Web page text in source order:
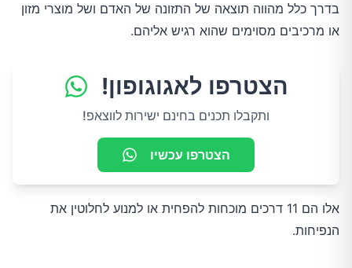
בדרך כלל מהווה תוצאה של התזונה של האדם ושל מוצרי מזון
או מרכיבים מסוימים שהוא רגיש אליהם.
הצטרפו לאגוגופון!
ותקבלו תכנים בחינם ישירות לווצאפ!
הצטרפו עכשיו
אלו הם 11 דרכים מוכחות להפחית או למנוע לחלוטין את
הנפיחות.